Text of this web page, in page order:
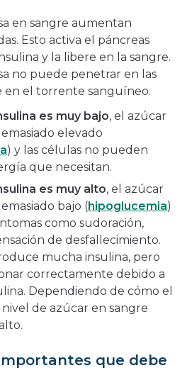
en sangre aumentan
Esto activa el páncreas
y la libere en la sangre.
no puede penetrar en las
en el torrente sanguíneo.
es muy bajo, el azúcar
elevado
) y las células no pueden
que necesitan.
es muy alto, el azúcar
bajo (hipoglucemia)
como sudoración,
de desfallecimiento.
mucha insulina, pero
correctamente debido a
Dependiendo de cómo el
de azúcar en sangre
que debe